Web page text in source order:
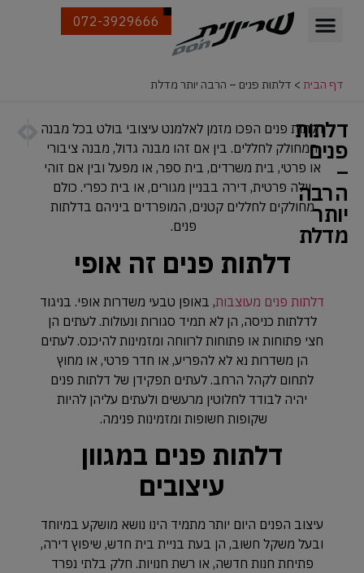
072-3929666
דף הבית > דלתות פנים – הרבה יותר מדלת
דלתות
פנים
–
הרבה
יותר
מדלת
דלתות פנים הפכו מזמן לאלמנט עיצובי בולט בכל מבנה
המחולק לחללים. בין אם זהו מבנה גדול, מבנה ציבורי
או פרטי, בית משרדים, בית ספר, או מפעל ובין אם זוהי
וילה פרטית, דירה בבניין מגורים, או בית כפרי. כולם
מחולקים לחללים קטנים, המופרדים ביניהם בדלתות
פנים.
דלתות פנים זה אופי
דלתות פנים מעוצבות, באופן טבעי משדרות אופי. בניגוד
לדלתות כניסה, הן לא תמיד סגורות ונעולות. לעתים הן
חצי פתוחות או פתוחות לרווחה ומזמינות להיכנס. לעתים
הן משדרות נא לא להפריע, או חדר פרטי, או מחוץ
לתחום לקהל הרחב. לעתים תפקידן של דלתות פנים
יהיה לבודד לחלוטין מרעשים ולעתים עליהן להיות
שקופות חשופות ומזמינות פנימה.
דלתות פנים במגוון
עיצובים
עיצוב הפנים היום יותר מתמיד הינו נושא מושקע במיוחד
ובעל משקל חשוב, הן בעת בניית בית חדש, שיפוץ דירה,
פתיחת חנות חדשה, או רשת חנויות. חלק בלתי נפרד